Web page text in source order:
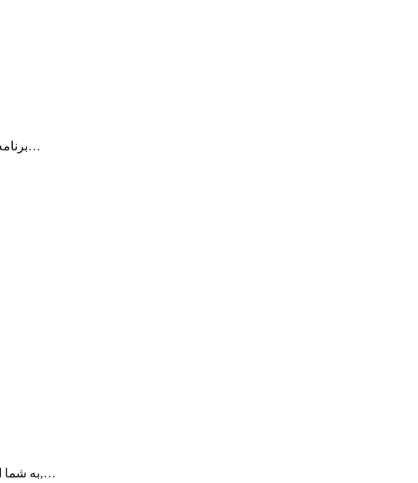
WiFi Radar Pro برنامه ایست برای نمایش شبکه ها در اطراف شما می باشد. همچنین این برنامه قادر به شناسایی و رفع مشکل شبکه…
WiFi Radar Pro به شما امکان نظارت بر شبکه های خود, شناسایی و عیب یابی مشکلات با دفتر خانگی کوچکتان, یا شبکه های سازمانی,…